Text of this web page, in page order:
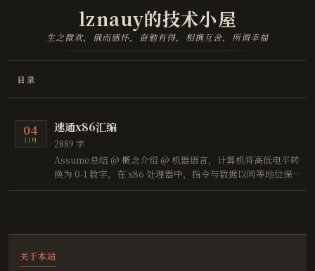
lznauy的技术小屋
生之微欢，俄而感怀，奋勉有得，相携互舍，所谓幸福
目录
04
11月
速通x86汇编
2889 字
Assume总结 @ 概念介绍 @ 机器语言，计算机将高低电平转
换为 0-1 数字，在 x86 处理器中，指令与数据以同等地位保
存在存储器中，每一种微处理器都有机器指令集，也就是机器
关于本站